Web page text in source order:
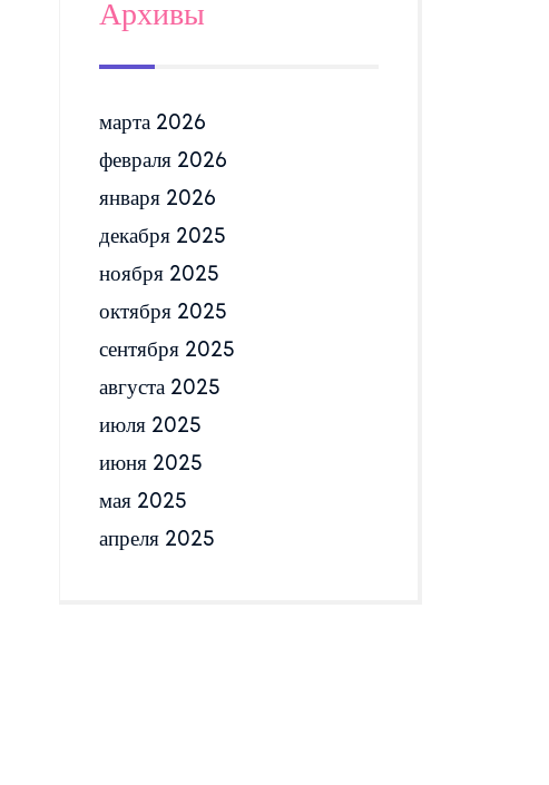
Архивы
марта 2026
февраля 2026
января 2026
декабря 2025
ноября 2025
октября 2025
сентября 2025
августа 2025
июля 2025
июня 2025
мая 2025
апреля 2025